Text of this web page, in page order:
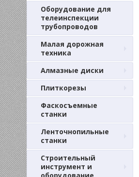
Оборудование для
телеинспекции
трубопроводов
Малая дорожная
техника
Алмазные диски
Плиткорезы
Фаскосъемные
станки
Ленточнопильные
станки
Строительный
инструмент и